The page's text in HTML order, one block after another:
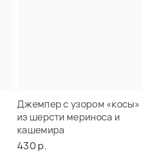
Джемпер с узором «косы»
из шерсти мериноса и
кашемира
430 р.